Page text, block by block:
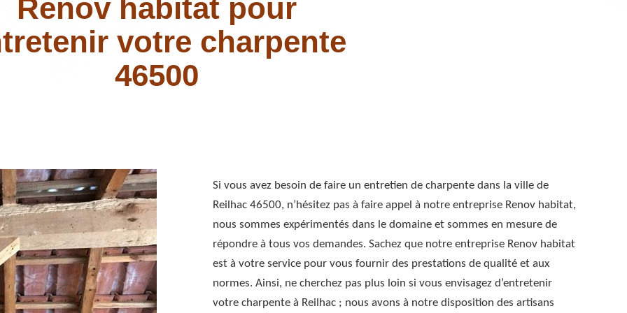
Renov habitat pour
votre charpente
46500
Si vous avez besoin de faire un entretien de charpente dans la ville de
Reilhac 46500, n’hésitez pas à faire appel à notre entreprise Renov habitat,
nous sommes expérimentés dans le domaine et sommes en mesure de
répondre à tous vos demandes. Sachez que notre entreprise Renov habitat
est à votre service pour vous fournir des prestations de qualité et aux
normes. Ainsi, ne cherchez pas plus loin si vous envisagez d’entretenir
votre charpente à Reilhac ; nous avons à notre disposition des artisans